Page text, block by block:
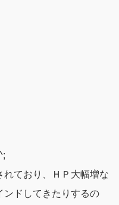
ており、ＨＰ大幅増な
ンドしてきたりするの